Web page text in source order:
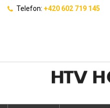
Telefon: +420 602 719 145